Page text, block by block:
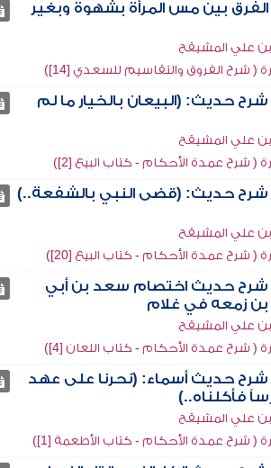
الفرق بين مس المرأة بشهوة وبغير
علي المشيقح
شرح الفروق والتقاسيم للسعدي [14])
شرح حديث: (البيعان بالخيار ما لم
علي المشيقح
شرح عمدة الأحكام - كتاب البيع [2])
شرح حديث: (قضى النبي بالشفعة..)
علي المشيقح
شرح عمدة الأحكام - كتاب البيع [20])
شرح حديث اختصام سعد بن أبي
زمعه في غلام
علي المشيقح
شرح عمدة الأحكام - كتاب اللعان [4])
شرح حديث أسماء: (نحرنا على عهد
فأكلناه..)
علي المشيقح
شرح عمدة الأحكام - كتاب الأطعمة [1])